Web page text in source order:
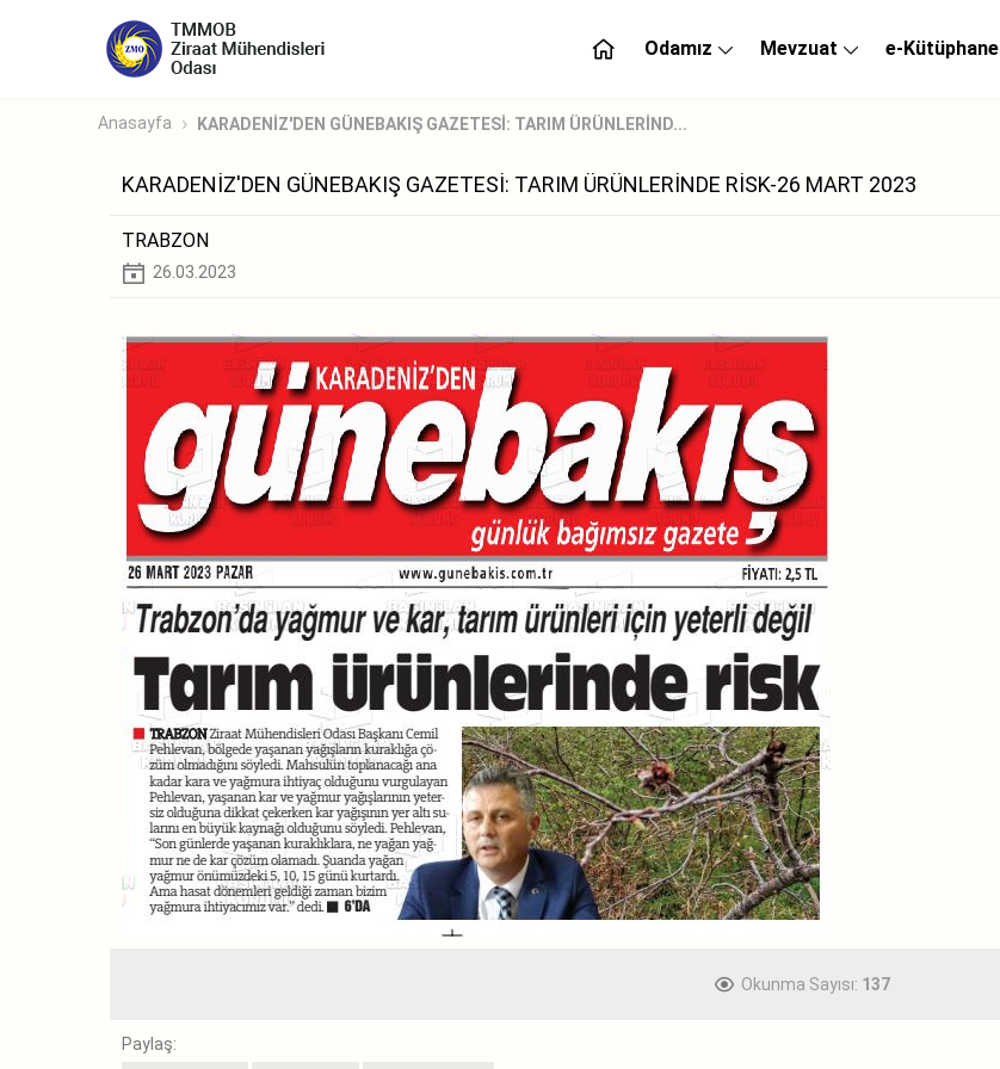
Odamız Mevzuat e-Kütüphane
Anasayfa KARADENİZ'DEN GÜNEBAKIŞ GAZETESİ: TARIM ÜRÜNLERİND...
KARADENİZ'DEN GÜNEBAKIŞ GAZETESİ: TARIM ÜRÜNLERİNDE RİSK-26 MART 2023
TRABZON
26.03.2023
Okunma Sayısı: 137
Paylaş: